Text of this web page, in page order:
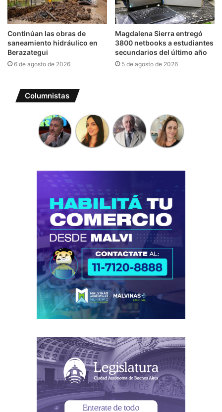
Continúan las obras de
saneamiento hidráulico en
Berazategui
6 de agosto de 2026
Magdalena Sierra entregó
3800 netbooks a estudiantes
secundarios del último año
5 de agosto de 2026
Columnistas